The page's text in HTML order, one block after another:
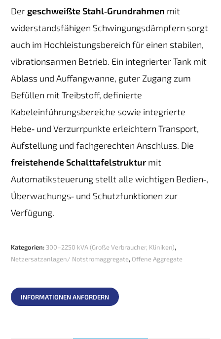
Der geschweißte Stahl‑Grundrahmen mit
widerstandsfähigen Schwingungsdämpfern sorgt
auch im Hochleistungsbereich für einen stabilen,
vibrationsarmen Betrieb. Ein integrierter Tank mit
Ablass und Auffangwanne, guter Zugang zum
Befüllen mit Treibstoff, definierte
Kabeleinführungsbereiche sowie integrierte
Hebe‑ und Verzurrpunkte erleichtern Transport,
Aufstellung und fachgerechten Anschluss. Die
freistehende Schalttafelstrukturmit
Automatiksteuerung stellt alle wichtigen Bedien‑,
Überwachungs‑ und Schutzfunktionen zur
Verfügung.
Kategorien: 300–2250 kVA (Große Verbraucher, Kliniken),
Netzersatzanlagen/ Notstromaggregate, Offene Aggregate
INFORMATIONEN ANFORDERN